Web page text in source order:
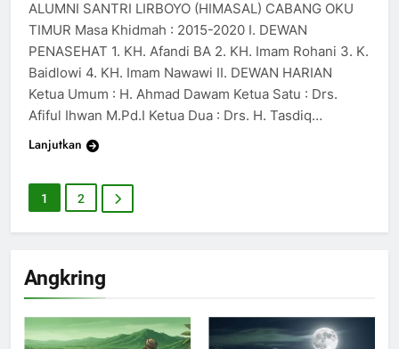
Angkring
ALUMNI SANTRI LIRBOYO (HIMASAL) CABANG OKU
TIMUR Masa Khidmah : 2015-2020 I. DEWAN
PENASEHAT 1. KH. Afandi BA 2. KH. Imam Rohani 3. K.
Baidlowi 4. KH. Imam Nawawi II. DEWAN HARIAN
Ketua Umum : H. Ahmad Dawam Ketua Satu : Drs.
Afiful Ihwan M.Pd.I Ketua Dua : Drs. H. Tasdiq…
Lanjutkan
1 2